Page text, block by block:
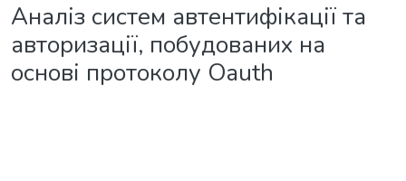
Аналіз систем автентифікації та
авторизації, побудованих на
основі протоколу Oauth